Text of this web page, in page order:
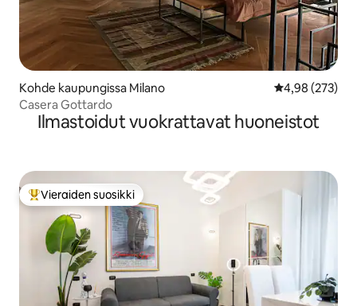
Kohde kaupungissa Milano
4,98 (273)
Casera Gottardo
Ilmastoidut vuokrattavat huoneistot
Vieraiden suosikkien parhaimmistoa
Vieraiden suosikki